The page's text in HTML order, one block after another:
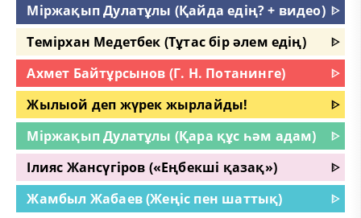
Міржақып Дулатұлы (Қайда едің? + видео) ᐈ
Темірхан Медетбек (Тұтас бір әлем едің)
ᐈ
Ахмет Байтұрсынов (Г. Н. Потанинге)
ᐈ
Жылыой деп жүрек жырлайды!
ᐈ
Міржақып Дулатұлы (Қара құс һәм адам)
ᐈ
Ілияс Жансүгіров («Еңбекші қазақ»)
ᐈ
Жамбыл Жабаев (Жеңіс пен шаттық)
ᐈ